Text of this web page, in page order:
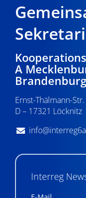
A
Ernst-Thälmann-
D – 17321 Löcknitz
Interreg